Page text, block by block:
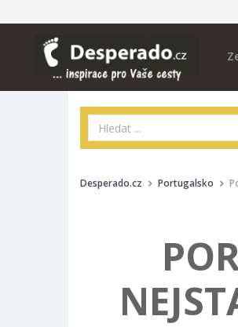
Desperado.cz Portugalsko